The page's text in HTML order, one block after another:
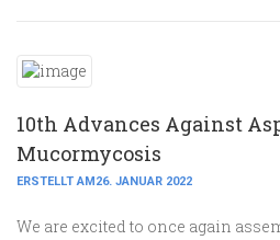
10th Advances Against
Mucormycosis
ERSTELLT AM26. JANUAR 2022
We are excited to once again